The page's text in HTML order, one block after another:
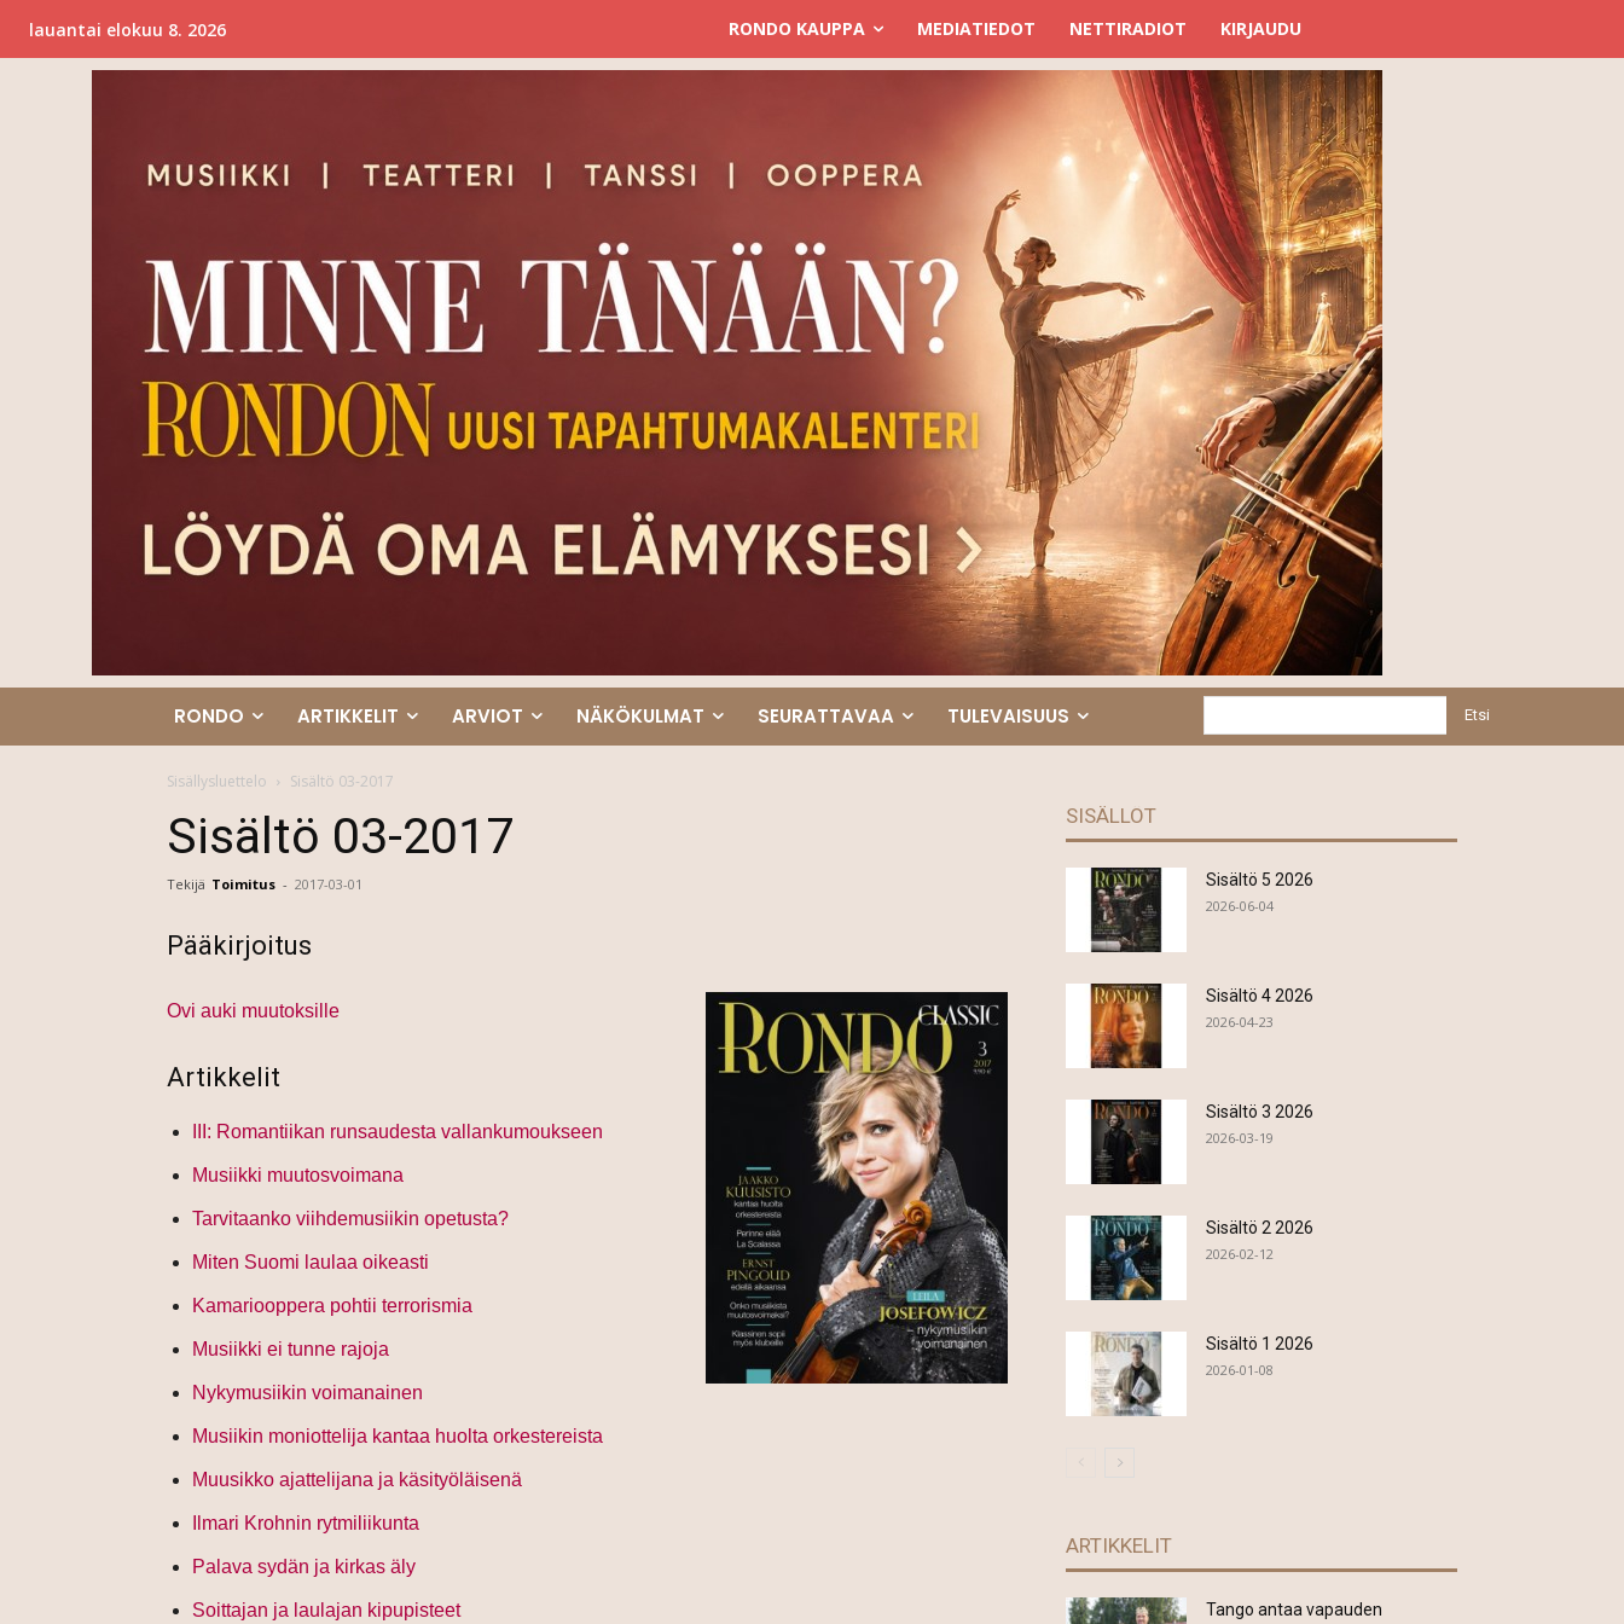
lauantai elokuu 8. 2026 RONDO KAUPPA MEDIATIEDOT NETTIRADIOT KIRJAUDU
RONDO ARTIKKELIT ARVIOT NÄKÖKULMAT SEURATTAVAA TULEVAISUUS Etsi
Sisällysluettelo Sisältö 03-2017
Sisältö 03-2017
Tekijä Toimitus - 2017-03-01
Pääkirjoitus
Ovi auki muutoksille
Artikkelit
III: Romantiikan runsaudesta vallankumoukseen
Musiikki muutosvoimana
Tarvitaanko viihdemusiikin opetusta?
Miten Suomi laulaa oikeasti
Kamariooppera pohtii terrorismia
Musiikki ei tunne rajoja
Nykymusiikin voimanainen
Musiikin moniottelija kantaa huolta orkestereista
Muusikko ajattelijana ja käsityöläisenä
Ilmari Krohnin rytmiliikunta
Palava sydän ja kirkas äly
Soittajan ja laulajan kipupisteet
SISÄLLÖT
Sisältö 5 2026
2026-06-04
Sisältö 4 2026
2026-04-23
Sisältö 3 2026
2026-03-19
Sisältö 2 2026
2026-02-12
Sisältö 1 2026
2026-01-08
ARTIKKELIT
Tango antaa vapauden